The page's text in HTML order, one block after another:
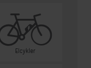
Elcykler